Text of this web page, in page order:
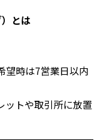
とは
望時は7営業日以内
ットや取引所に放置